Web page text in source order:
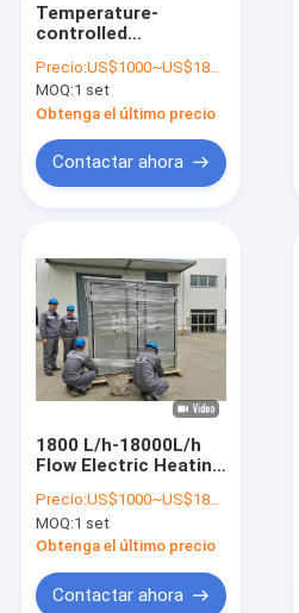
Temperature-
controlled
regeneration for
Impurity Size≤1μm
particles
Precio:US$1000~US$18000
MOQ:1 set
Obtenga el último precio
Contactar ahora
1800 L/h-18000L/h
Flow Electric Heating
Filtration for
Customer
Requirements
Precio:US$1000~US$18000
MOQ:1 set
Obtenga el último precio
Contactar ahora